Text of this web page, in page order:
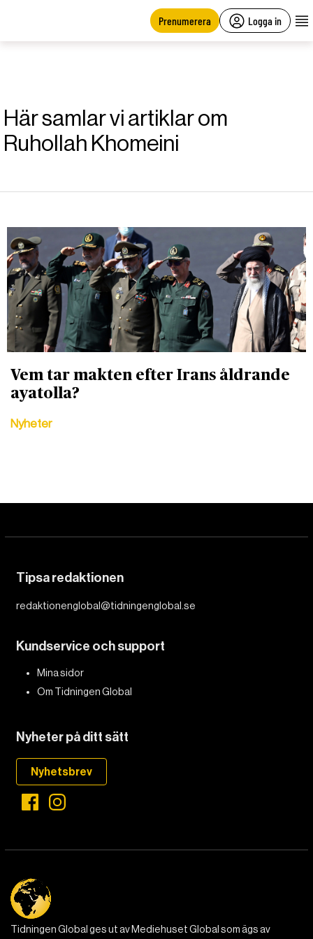
Prenumerera Logga in
Här samlar vi artiklar om
Ruhollah Khomeini
Vem tar makten efter Irans åldrande
ayatolla?
Nyheter
Tipsa redaktionen
redaktionenglobal@tidningenglobal.se
Kundservice och support
Mina sidor
Om Tidningen Global
Nyheter på ditt sätt
Nyhetsbrev
Tidningen Global ges ut av Mediehuset Global som ägs av